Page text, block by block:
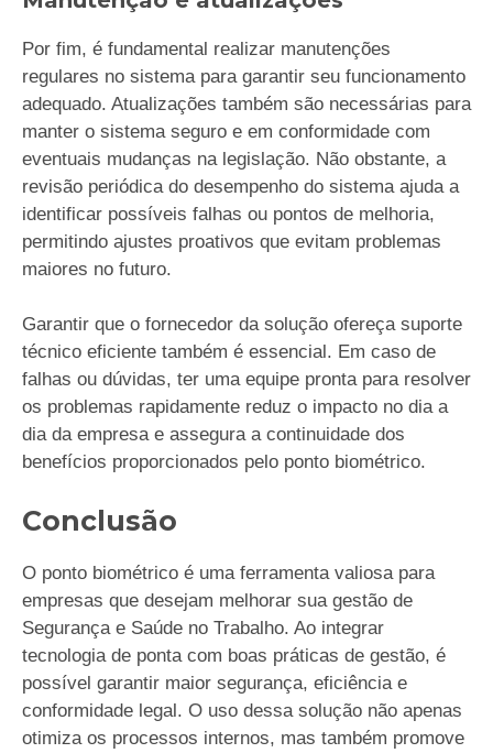
Por fim, é fundamental realizar manutenções
regulares no sistema para garantir seu funcionamento
adequado. Atualizações também são necessárias para
manter o sistema seguro e em conformidade com
eventuais mudanças na legislação. Não obstante, a
revisão periódica do desempenho do sistema ajuda a
identificar possíveis falhas ou pontos de melhoria,
permitindo ajustes proativos que evitam problemas
maiores no futuro.
Garantir que o fornecedor da solução ofereça suporte
técnico eficiente também é essencial. Em caso de
falhas ou dúvidas, ter uma equipe pronta para resolver
os problemas rapidamente reduz o impacto no dia a
dia da empresa e assegura a continuidade dos
benefícios proporcionados pelo ponto biométrico.
Conclusão
O ponto biométrico é uma ferramenta valiosa para
empresas que desejam melhorar sua gestão de
Segurança e Saúde no Trabalho. Ao integrar
tecnologia de ponta com boas práticas de gestão, é
possível garantir maior segurança, eficiência e
conformidade legal. O uso dessa solução não apenas
otimiza os processos internos, mas também promove